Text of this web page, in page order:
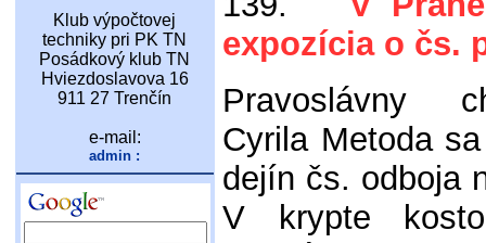
Klub výpočtovej
techniky pri PK TN
Posádkový klub TN
Hviezdoslavova 16
911 27 Trenčín
e-mail:
admin :
expozícia o čs.
Pravoslávny
Cyrila Metoda
dejín čs. odboja
V krypte